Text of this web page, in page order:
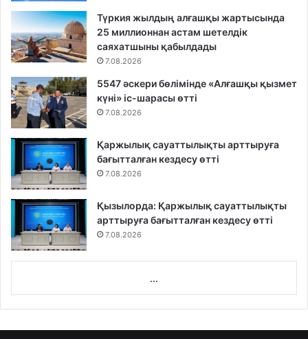
Түркия жылдың алғашқы жартысында
25 миллионнан астам шетелдік
саяхатшыны қабылдады
7.08.2026
5547 әскери бөлімінде «Алғашқы қызмет
күні» іс-шарасы өтті
7.08.2026
Қаржылық сауаттылықты арттыруға
бағытталған кездесу өтті
7.08.2026
Қызылорда: Қаржылық сауаттылықты
арттыруға бағытталған кездесу өтті
7.08.2026
...